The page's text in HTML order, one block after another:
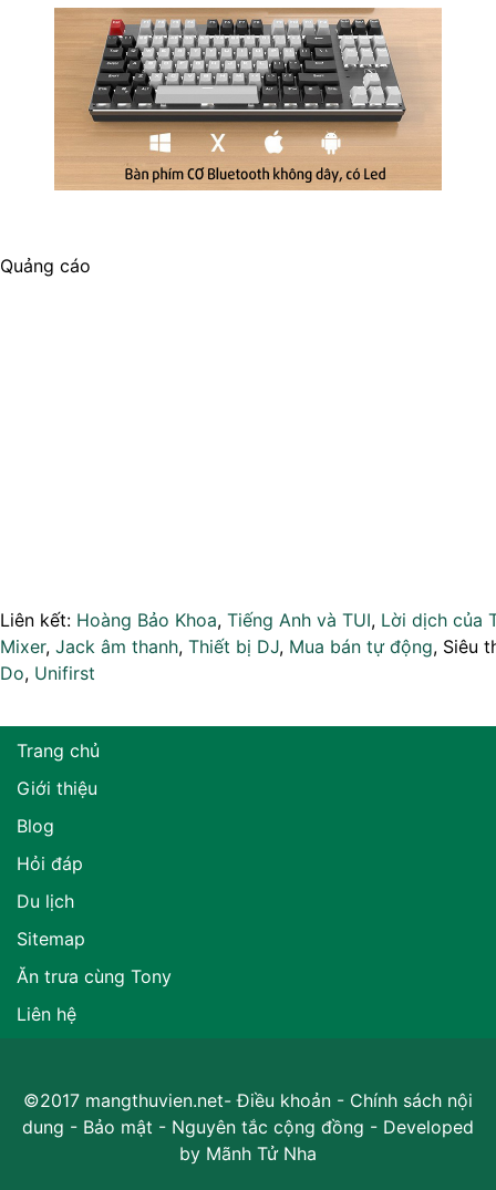
Quảng cáo
Liên kết: Hoàng Bảo Khoa, Tiếng Anh và TUI, Lời dịch của
Mixer, Jack âm thanh, Thiết bị DJ, Mua bán tự động, Siêu
Do, Unifirst
Trang chủ
Giới thiệu
Blog
Hỏi đáp
Du lịch
Sitemap
Ăn trưa cùng Tony
Liên hệ
©2017 mangthuvien.net-Điều khoản - Chính sách nội
dung - Bảo mật - Nguyên tắc cộng đồng - Developed
by Mãnh Tử Nha